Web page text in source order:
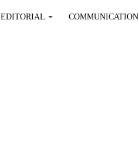
EDITORIAL COMMUNICATION